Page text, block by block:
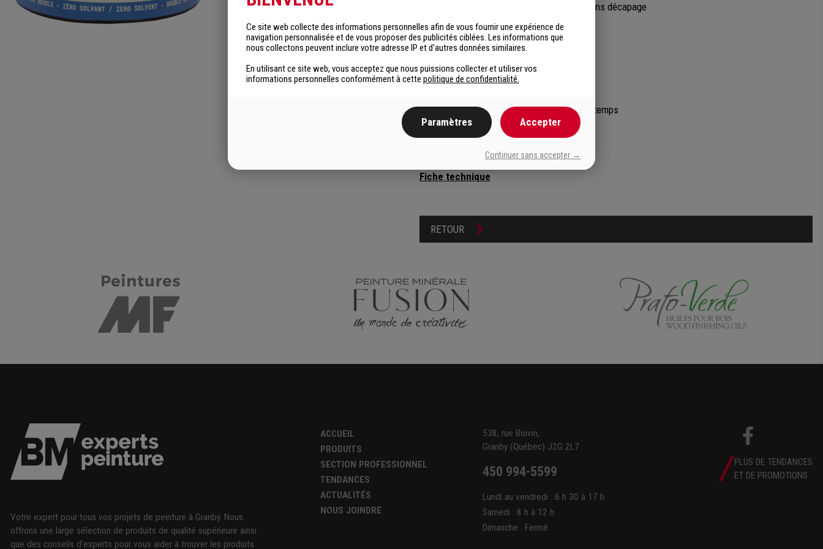
– Rénovation facile: peut être réappliqué sans décapage
– Ne fait pas de film à la surface du bois
– Protège contre les insectes ravageurs
– Ne cloque pas et ne blanchit pas avec le temps
* Composé organique volatil.
Fiche technique
RETOUR
Votre expert pour tous vos projets de peinture à Granby. Nous
offrons une large sélection de produits de qualité supérieure ainsi
que des conseils d’experts pour vous aider à trouver les produits
ACCUEIL
PRODUITS
SECTION PROFESSIONNEL
TENDANCES
ACTUALITÉS
NOUS JOINDRE
538, rue Boivin,
Granby (Québec) J2G 2L7
450 994-5599
Lundi au vendredi : 6 h 30 à 17 h
Samedi : 8 h à 12 h
Dimanche : Fermé
PLUS DE TENDANCES
ET DE PROMOTIONS
Ce site web collecte des informations personnelles afin de vous fournir une expérience de
navigation personnalisée et de vous proposer des publicités ciblées. Les informations que
nous collectons peuvent inclure votre adresse IP et d'autres données similaires.
En utilisant ce site web, vous acceptez que nous puissions collecter et utiliser vos
informations personnelles conformément à cette politique de confidentialité.
Paramètres Accepter
Continuer sans accepter →